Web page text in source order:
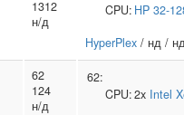
1312
н/д
CPU: HP 32-
HyperPlex / нд /
62
124
н/д
62:
CPU:2x Intel